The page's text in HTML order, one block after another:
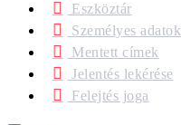
Eszköztár
Személyes adatok
Mentett címek
Jelentés lekérése
Felejtés joga